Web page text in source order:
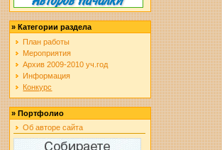
»Категории раздела
План работы
Мероприятия
Архив 2009-2010 уч.год
Информация
Конкурс
»Портфолио
Об авторе сайта